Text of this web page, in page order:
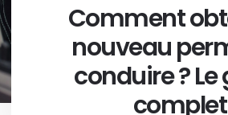
Comment
nouveau
conduire ? Le
complet